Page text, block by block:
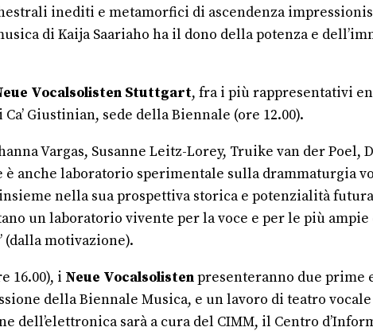
inediti e metamorfici di ascendenza
di Kaija Saariaho ha il dono della potenza e
Vocalsolisten Stuttgart, fra i più rappresentativi
Giustinian, sede della Biennale (ore 12.00).
Vargas, Susanne Leitz-Lorey, Truike van der
anche laboratorio sperimentale sulla drammaturgia
nella sua prospettiva storica e potenzialità
un laboratorio vivente per la voce e per le più
motivazione).
16.00), i Neue Vocalsolistenpresenteranno due prime
della Biennale Musica, e un lavoro di teatro
dell’elettronica sarà a cura del CIMM, il Centro